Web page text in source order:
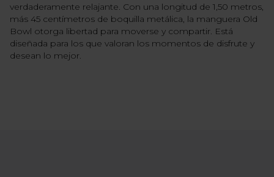
verdaderamente relajante. Con una longitud de 1,50 metros,
más 45 centímetros de boquilla metálica, la manguera Old
Bowl otorga libertad para moverse y compartir. Está
diseñada para los que valoran los momentos de disfrute y
desean lo mejor.